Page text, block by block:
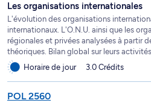
Les organisations internationales
L'évolution des organisations
internationaux. L'O.N.U. ainsi que les
régionales et privées analysées à partir
théoriques. Bilan global sur leurs
Horaire de jour
3.0 Crédits
POL 2560